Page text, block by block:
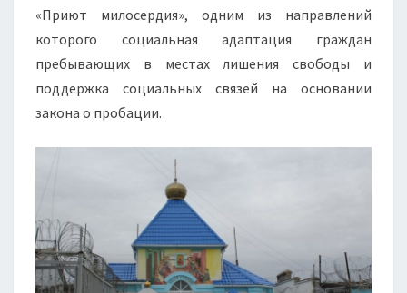
«Приют милосердия», одним из направлений
которого социальная адаптация граждан
пребывающих в местах лишения свободы и
поддержка социальных связей на основании
закона о пробации.